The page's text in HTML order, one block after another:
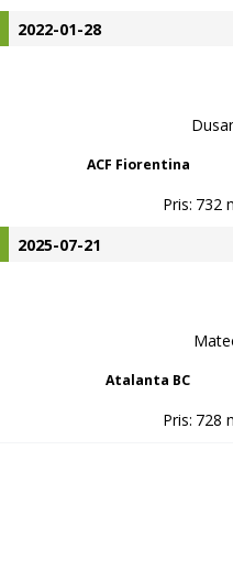
2022-01-28
ACF Fiorentina
Pris: 732
2025-07-21
Atalanta BC
Pris: 728